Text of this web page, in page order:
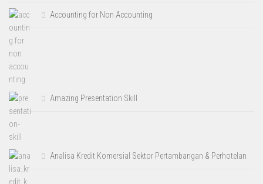
Accounting for Non Accounting
Amazing Presentation Skill
Analisa Kredit Komersial Sektor Pertambangan & Perhotelan